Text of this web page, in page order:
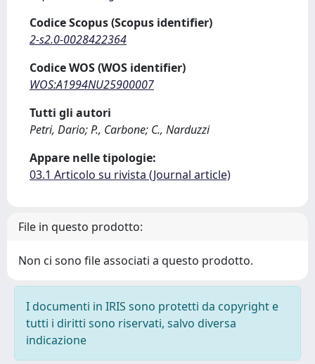
Codice Scopus (Scopus identifier)
2-s2.0-0028422364
Codice WOS (WOS identifier)
WOS:A1994NU25900007
Tutti gli autori
Petri, Dario; P., Carbone; C., Narduzzi
Appare nelle tipologie:
03.1 Articolo su rivista (Journal article)
File in questo prodotto:
Non ci sono file associati a questo prodotto.
I documenti in IRIS sono protetti da copyright e
tutti i diritti sono riservati, salvo diversa
indicazione